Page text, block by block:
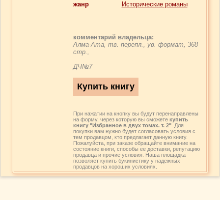
жанр Исторические романы
комментарий владельца:
Алма-Ата, тв. перепл., ув. формат, 368
стр.,
ДЧ№7
При нажатии на кнопку вы будут перенаправлены
на форму, через которую вы сможете купить
книгу "Избранное в двух томах. т. 2". Для
покупки вам нужно будет согласовать условия с
тем продавцом, кто предлагает данную книгу.
Пожалуйста, при заказе обращайте внимание на
состояние книги, способы ее доставки, репутацию
продавца и прочие условия. Наша площадка
позволяет купить букинистику у надежных
продавцов на хороших условиях.